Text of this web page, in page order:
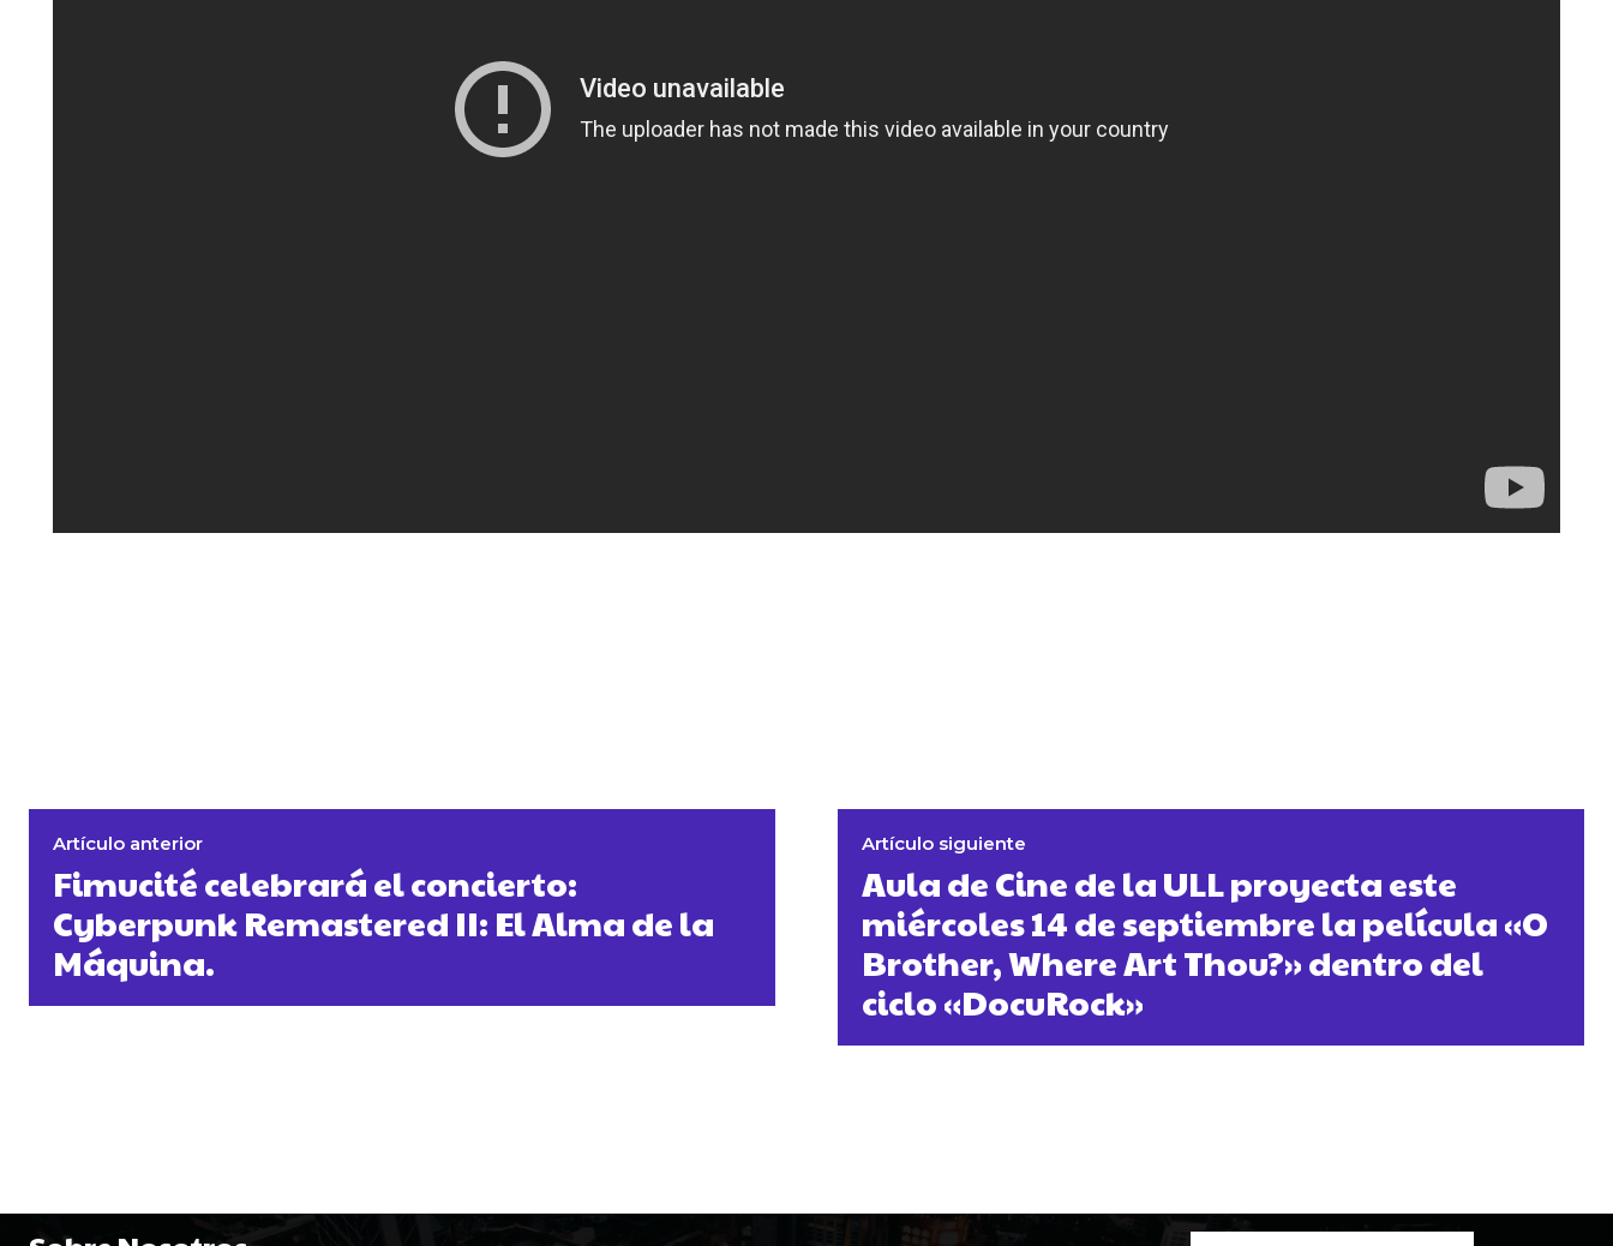
Artículo anterior
Fimucité celebrará el concierto:
Cyberpunk Remastered II: El Alma de la
Máquina.
Artículo siguiente
Aula de Cine de la ULL proyecta este
miércoles 14 de septiembre la película «O
Brother, Where Art Thou?» dentro del
ciclo «DocuRock»